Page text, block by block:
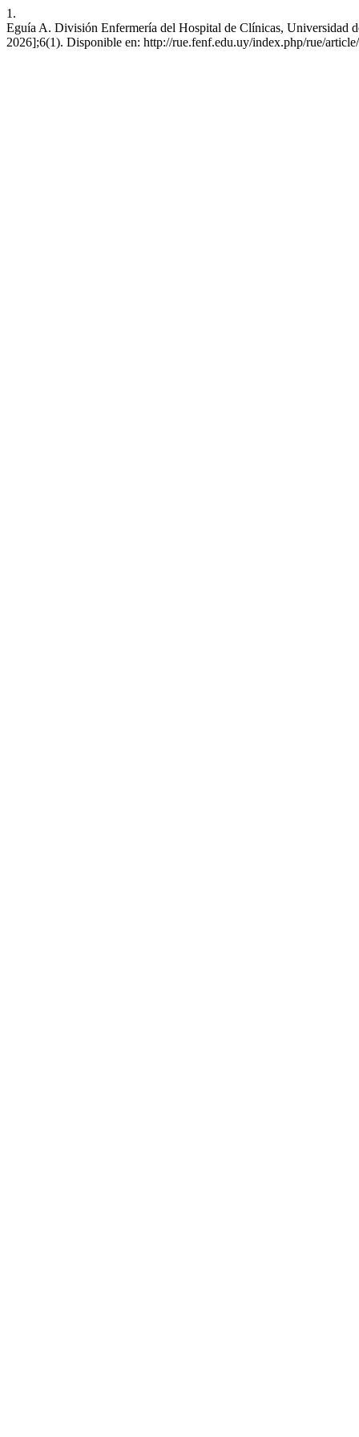
1.
Eguía A. División Enfermería del Hospital de Clínicas, Universidad
2026];6(1). Disponible en: http://rue.fenf.edu.uy/index.php/rue/